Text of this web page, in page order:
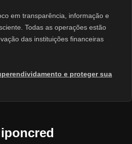
em transparência, informação e
Todas as operações estão
das instituições financeiras
e proteger sua